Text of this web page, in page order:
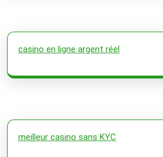
casino en ligne argent réel
meilleur casino sans KYC